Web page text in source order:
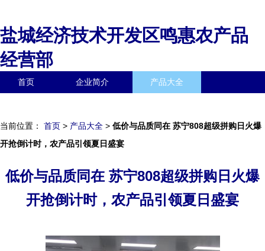
盐城经济技术开发区鸣惠农产品
经营部
首页 企业简介 产品大全
当前位置： 首页 > 产品大全 > 低价与品质同在 苏宁808超级拼购日火爆
开抢倒计时，农产品引领夏日盛宴
低价与品质同在 苏宁808超级拼购日火爆
开抢倒计时，农产品引领夏日盛宴